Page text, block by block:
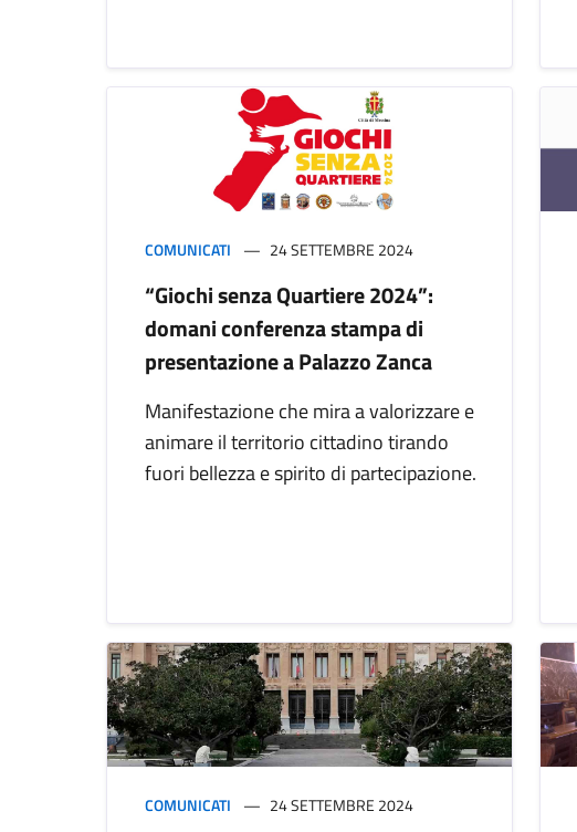
COMUNICATI 24 SETTEMBRE 2024
“Giochi senza Quartiere 2024”:
domani conferenza stampa di
presentazione a Palazzo Zanca
Manifestazione che mira a valorizzare e
animare il territorio cittadino tirando
fuori bellezza e spirito di partecipazione.
COMUNICATI 24 SETTEMBRE 2024